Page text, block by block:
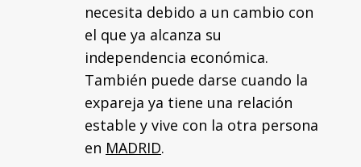
necesita debido a un cambio con
el que ya alcanza su
independencia económica.
También puede darse cuando la
expareja ya tiene una relación
estable y vive con la otra persona
en MADRID.